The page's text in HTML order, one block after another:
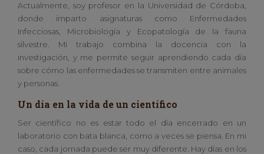
Actualmente, soy profesor en la Universidad de Córdoba,
donde imparto asignaturas como Enfermedades
Infecciosas, Microbiología y Ecopatología de la fauna
silvestre. Mi trabajo combina la docencia con la
investigación, y me permite seguir aprendiendo cada día
sobre cómo las enfermedades se transmiten entre animales
y personas.
Un día en la vida de un científico
Ser científico no es estar todo el día encerrado en un
laboratorio con bata blanca, como a veces se piensa. En mi
caso, cada jornada puede ser muy diferente. Hay días en los